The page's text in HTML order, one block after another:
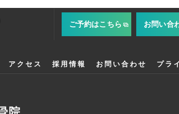
ご予約はこちら お問い合
アクセス 採用情報 お問い合わせ プラ